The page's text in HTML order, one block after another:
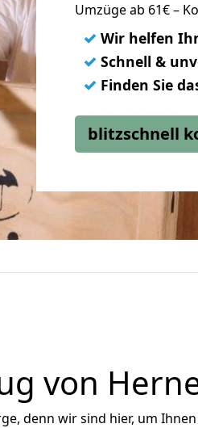
Umzüge ab 61€ –
✓ Wir helfen
✓ Schnell &
✓ Finden Sie
blitzschnell
von
denn wir sind hier, um